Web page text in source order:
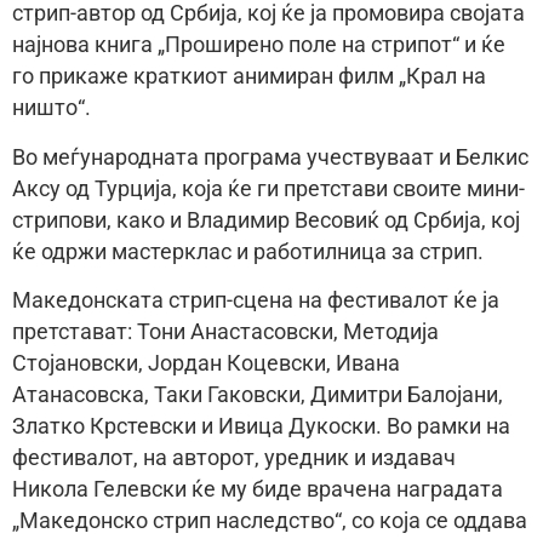
стрип-автор од Србија, кој ќе ја промовира својата
најнова книга „Проширено поле на стрипот“ и ќе
го прикаже краткиот анимиран филм „Крал на
ништо“.
Во меѓународната програма учествуваат и Белкис
Аксу од Турција, која ќе ги претстави своите мини-
стрипови, како и Владимир Весовиќ од Србија, кој
ќе одржи мастерклас и работилница за стрип.
Македонската стрип-сцена на фестивалот ќе ја
претстават: Тони Анастасовски, Методија
Стојановски, Јордан Коцевски, Ивана
Атанасовска, Таки Гаковски, Димитри Балојани,
Златко Крстевски и Ивица Дукоски. Во рамки на
фестивалот, на авторот, уредник и издавач
Никола Гелевски ќе му биде врачена наградата
„Македонско стрип наследство“, со која се оддава